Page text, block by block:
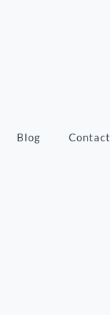
Blog Contact